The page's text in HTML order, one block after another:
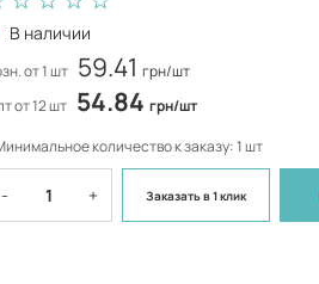
В наличии
от 1 шт 59.41 грн/шт
от 12 шт 54.84 грн/шт
количество к заказу: 1 шт
- + Заказатьв 1 клик